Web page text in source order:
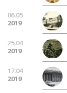
06.05
2019
25.04
2019
17.04
2019